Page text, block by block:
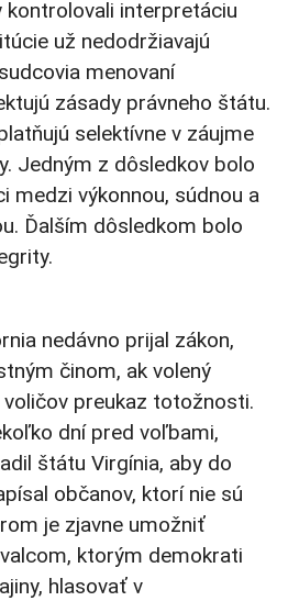
kontrolovali interpretáciu
už nedodržiavajú
menovaní
zásady právneho štátu.
selektívne v záujme
Jedným z dôsledkov bolo
medzi výkonnou, súdnou a
Ďalším dôsledkom bolo
nedávno prijal zákon,
činom, ak volený
preukaz totožnosti.
dní pred voľbami,
štátu Virgínia, aby do
občanov, ktorí nie sú
je zjavne umožniť
ktorým demokrati
hlasovať v